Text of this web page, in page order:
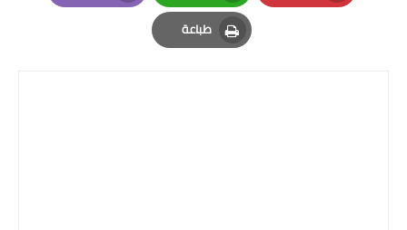
Pinterest
Whatsapp
Email
طباعة
Print